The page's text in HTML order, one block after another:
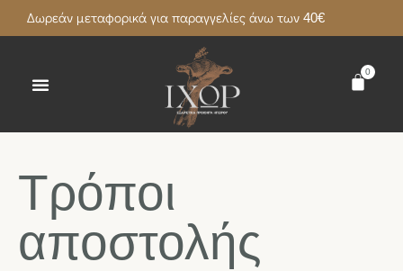
Δωρεάν μεταφορικά για παραγγελίες άνω των 40€
0
Τρόποι
αποστολής